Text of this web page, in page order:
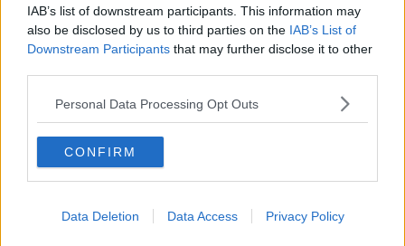
IAB’s list of downstream participants. This information may
also be disclosed by us to third parties on the IAB’s List of
Downstream Participants that may further disclose it to other
Personal Data Processing Opt Outs
CONFIRM
Data Deletion Data Access Privacy Policy
Ti potrebbe interessare anche:
Articoli dal Blog “Disincantato” di Adolfo Santoro
​Un esempio di civismo
​Linee guida per organizzare il civismo della complessità
​Il ripristino della natura secondo la legge e l’impegno dei
Il nesso tra cambiamenti climatici e salute umana
Tutti morimmo a stento (3)
Tutti morimmo a stento (2)
IL CORRIDOIO BLU il resoconto del convegno